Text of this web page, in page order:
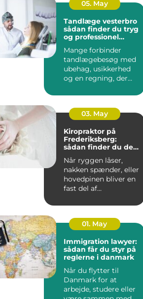
05. May
Tandlæge vesterbro
sådan finder du tryg
og professionel
Mange forbinder
tandlægebesøg med
ubehag, usikkerhed
og en regning, der
budgettet. S...
03. May
Kiropraktor på
Frederiksberg:
sådan finder du den
Når ryggen låser,
nakken spænder, eller
hovedpinen bliver en
fast del af
01. May
Immigration lawyer:
sådan får du styr på
reglerne i danmark
Når du flytter til
Danmark for at
arbejde, studere eller